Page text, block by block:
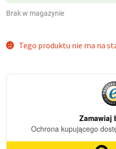
Brak w magazynie
Tego produktu nie ma na